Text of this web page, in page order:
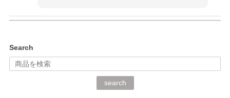
深さや大きさがとてもちょうど良く、手に馴染み、洗いやす
く、他の柄も何枚かこちらで買い、毎食時に使用していま
Search
search